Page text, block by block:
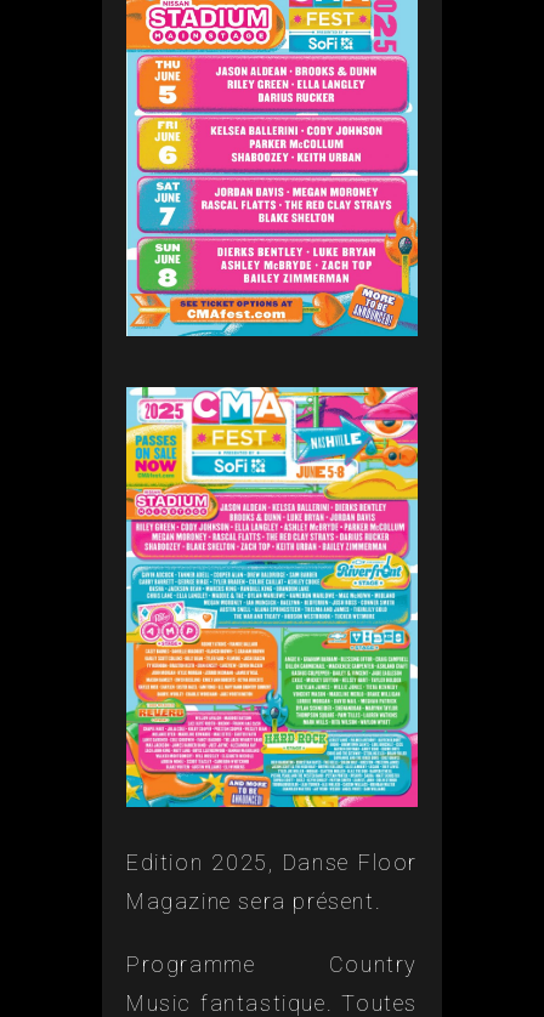
Edition 2025, Danse Floor
Magazine sera présent.
Programme Country
Music fantastique. Toutes